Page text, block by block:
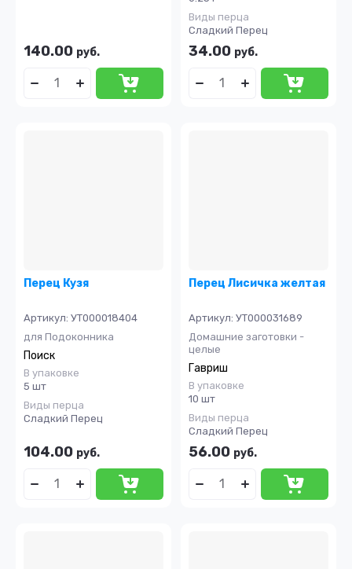
140.00 руб.
Виды перца
Сладкий Перец
34.00 руб.
Перец Кузя
Артикул: УТ000018404
для Подоконника
Поиск
В упаковке
5 шт
Виды перца
Сладкий Перец
104.00 руб.
Перец Лисичка желтая
Артикул: УТ000031689
Домашние заготовки -
целые
Гавриш
В упаковке
10 шт
Виды перца
Сладкий Перец
56.00 руб.